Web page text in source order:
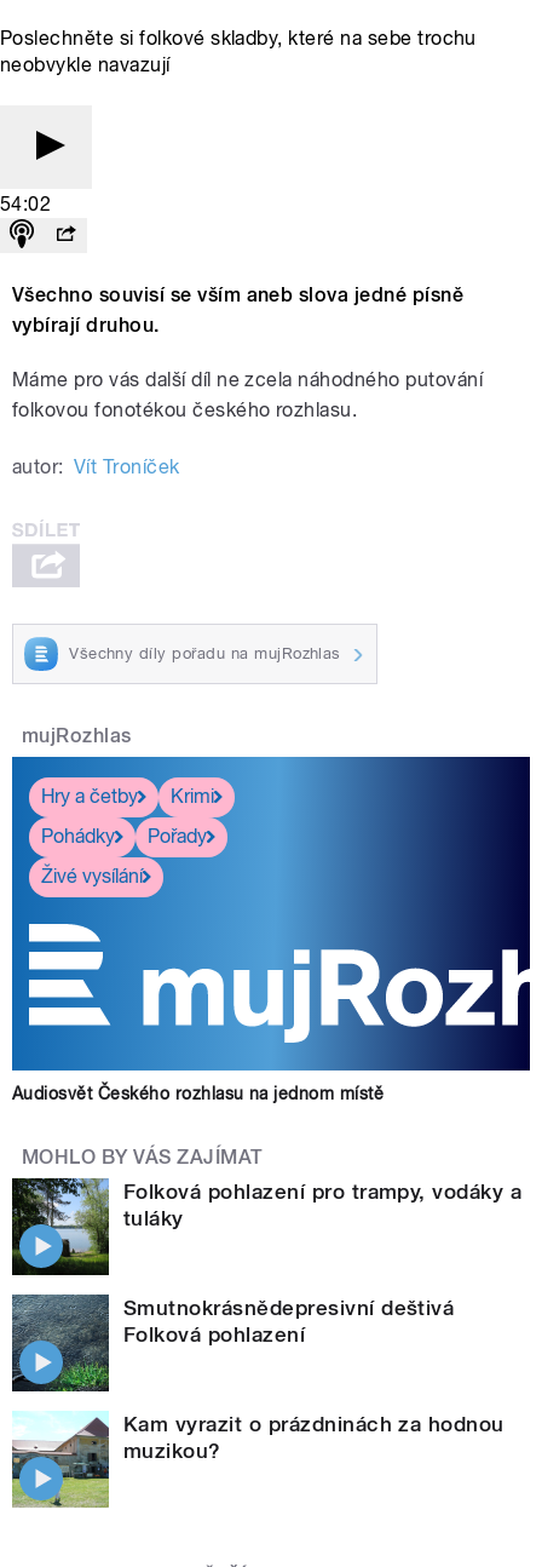
Poslechněte si folkové skladby, které na sebe trochu
neobvykle navazují
54:02
Všechno souvisí se vším aneb slova jedné písně
vybírají druhou.
Máme pro vás další díl ne zcela náhodného putování
folkovou fonotékou českého rozhlasu.
autor: Vít Troníček
Všechny díly pořadu na mujRozhlas
mujRozhlas
Hry a četby
Krimi
Pohádky
Pořady
Živé vysílání
Audiosvět Českého rozhlasu na jednom místě
MOHLO BY VÁS ZAJÍMAT
Folková pohlazení pro trampy, vodáky a
tuláky
Smutnokrásnědepresivní deštivá
Folková pohlazení
Kam vyrazit o prázdninách za hodnou
muzikou?